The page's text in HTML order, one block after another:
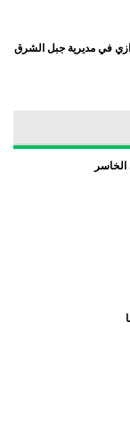
في مديرية جبل الشرق